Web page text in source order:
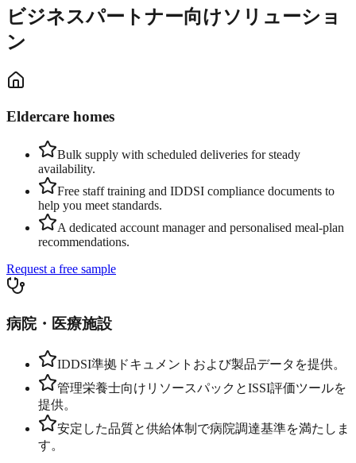
ビジネスパートナー向けソリューショ
ン
Eldercare homes
Bulk supply with scheduled deliveries for steady
availability.
Free staff training and IDDSI compliance documents to
help you meet standards.
A dedicated account manager and personalised meal-plan
recommendations.
Request a free sample
病院・医療施設
IDDSI準拠ドキュメントおよび製品データを提供。
管理栄養士向けリソースパックとISSI評価ツールを
提供。
安定した品質と供給体制で病院調達基準を満たしま
す。